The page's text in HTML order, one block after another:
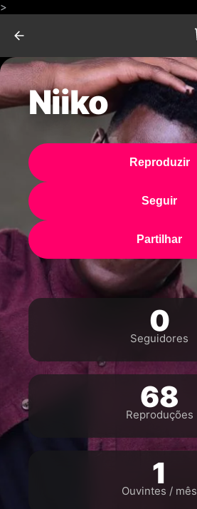
>
Niiko
Reproduzir
Seguir
Partilhar
0
Seguidores
68
Reproduções
1
Ouvintes / mês